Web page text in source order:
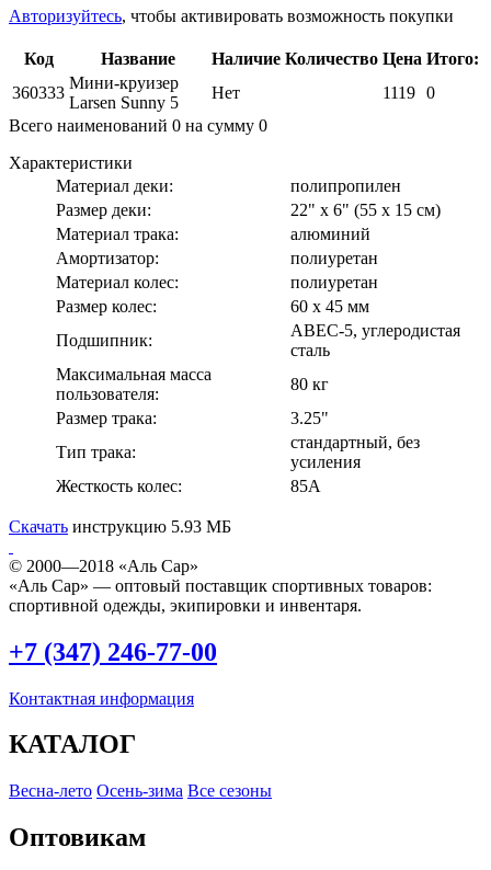
Авторизуйтесь, чтобы активировать возможность покупки
Код Название Наличие Количество Цена Итого:
360333
Мини-круизер
Larsen Sunny 5
Нет 1119 0
Всего наименований 0 на сумму 0
Характеристики
Материал деки:
полипропилен
Размер деки:
22" x 6" (55 х 15 см)
Материал трака:
алюминий
Амортизатор:
полиуретан
Материал колес:
полиуретан
Размер колес:
60 x 45 мм
Подшипник:
ABEC-5, углеродистая
сталь
Максимальная масса
пользователя:
80 кг
Размер трака:
3.25"
Тип трака:
стандартный, без
усиления
Жесткость колес:
85А
Скачать инструкцию 5.93 МБ
© 2000—2018 «Аль Сар»
«Аль Сар» — оптовый поставщик спортивных товаров:
спортивной одежды, экипировки и инвентаря.
+7 (347) 246-77-00
Контактная информация
КАТАЛОГ
Весна-лето Осень-зима Все сезоны
Оптовикам